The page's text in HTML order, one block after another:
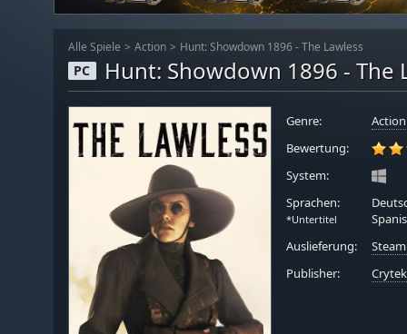
Alle Spiele Action Hunt: Showdown 1896 - The Lawless
PC Hunt: Showdown 1896 - The
Genre:
Action
Bewertung:
System:
Sprachen:
*Untertitel
Auslieferung:
Publisher:
Crytek